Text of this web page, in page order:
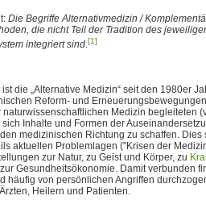
Die Begriffe Alternativmedizin /
die nicht Teil der Tradition des
integriert sind.[1]
die „Alternative Medizin“ seit den 1980er
Reform- und
Medizin begleiteten
Inhalte und Formen der
medizinischen Richtung zu schaffen.
aktuellen Problemlagen ("Krisen der
zur Natur, zu Geist und Körper, zu
Gesundheitsökonomie. Damit verbunden
häufig von persönlichen Angriffen
Heilern und Patienten.